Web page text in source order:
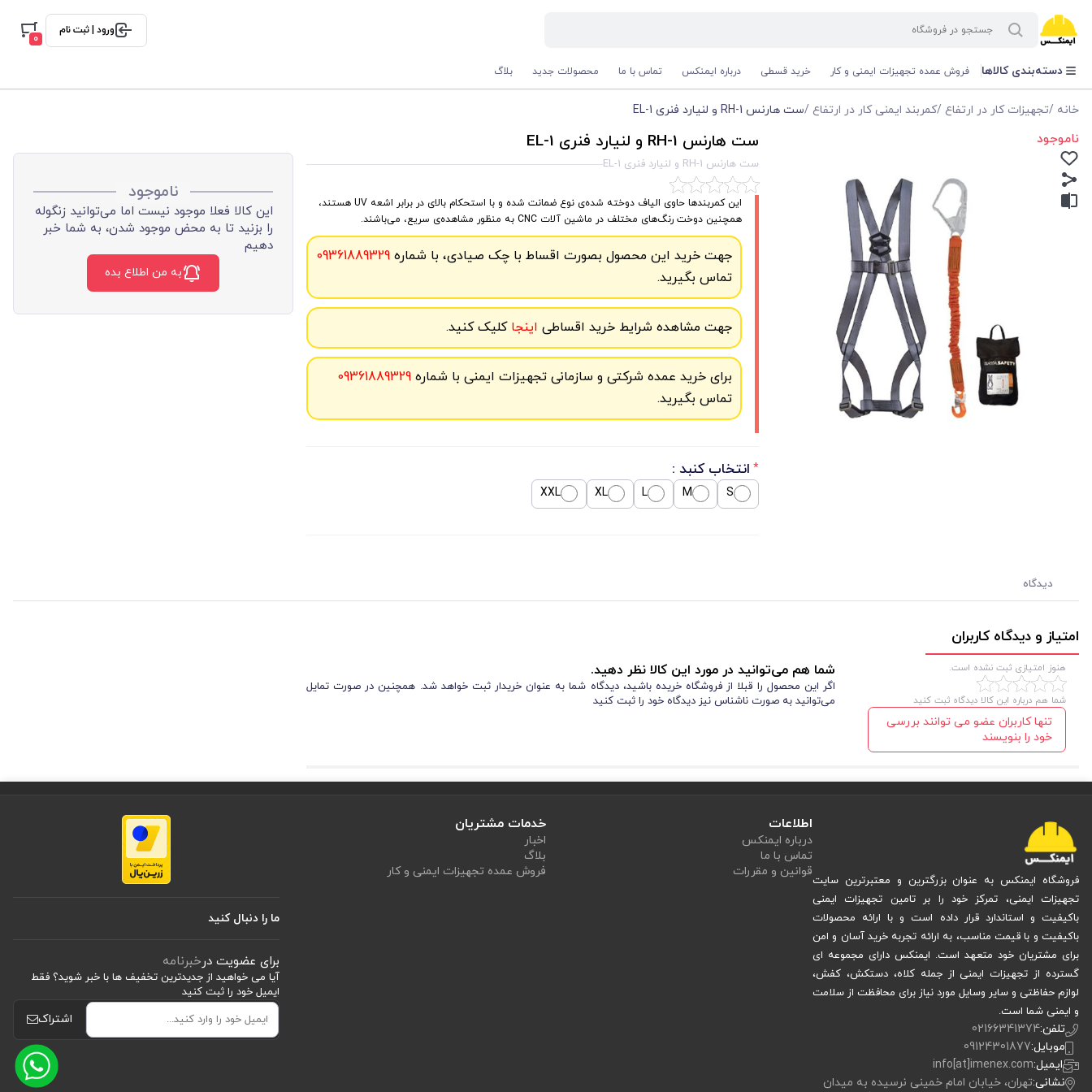
ورود | ثبت نام
0
دسته‌بندی کالاها فروش عمده تجهیزات ایمنی و کار خرید قسطی درباره ایمنکس تماس با ما محصولات جدید بلاگ
خانه /تجهیزات کار در ارتفاع /کمربند ایمنی کار در ارتفاع /ست هارنس RH-1 و لنیارد فنری EL-1
ناموجود ست هارنس RH-1 و لنیارد فنری EL-1
ست هارنس RH-1 و لنیارد فنری EL-1
این کمربندها حاوی الیاف دوخته شده‌ی نوع ضمانت شده و با استحکام بالای در برابر اشعه UV هستند،
همچنین دوخت رنگ‌های مختلف در ماشین آلات CNC به منظور مشاهده‌ی سریع، می‌باشند.
جهت خرید این محصول بصورت اقساط با چک صیادی، با شماره 09361889329
تماس بگیرید.
جهت مشاهده شرایط خرید اقساطی اینجاکلیک کنید.
برای خرید عمده شرکتی و سازمانی تجهیزات ایمنی با شماره 09361889329
تماس بگیرید.
* انتخاب کنبد :
S
M
L
XL
XXL
ناموجود
این کالا فعلا موجود نیست اما می‌توانید زنگوله
را بزنید تا به محض موجود شدن، به شما خبر
دهیم
به من اطلاع بده
دیدگاه
امتیاز و دیدگاه کاربران
هنوز امتیازی ثبت نشده است.
شما هم درباره این کالا دیدگاه ثبت کنید
تنها کاربران عضو می توانند بررسی
خود را بنویسند
شما هم می‌توانید در مورد این کالا نظر دهید.
اگر این محصول را قبلا از فروشگاه خریده باشید، دیدگاه شما به عنوان خریدار ثبت خواهد شد. همچنین در صورت تمایل
می‌توانید به صورت ناشناس نیز دیدگاه خود را ثبت کنید
فروشگاه ایمنکس به عنوان بزرگترین و معتبرترین سایت
تجهیزات ایمنی، تمرکز خود را بر تامین تجهیزات ایمنی
باکیفیت و استاندارد قرار داده است و با ارائه محصولات
باکیفیت و با قیمت مناسب، به ارائه تجربه خرید آسان و امن
برای مشتریان خود متعهد است. ایمنکس دارای مجموعه ای
گسترده از تجهیزات ایمنی از جمله کلاه، دستکش، کفش،
لوازم حفاظتی و سایر وسایل مورد نیاز برای محافظت از سلامت
و ایمنی شما است.
تلفن:02166341374
موبایل:09124301877
ایمیل:info[at]imenex.com
نشانی:تهران، خیابان امام خمینی نرسیده به میدان
اطلاعات
درباره ایمنکس
تماس با ما
قوانین و مقررات
خدمات مشتریان
اخبار
بلاگ
فروش عمده تجهیزات ایمنی و کار
ما را دنبال کنید
برای عضویت درخبرنامه
آیا می خواهید از جدید‌ترین تخفیف‌ ها با‌ خبر شوید؟ فقط
ایمیل خود را ثبت کنید
اشتراک